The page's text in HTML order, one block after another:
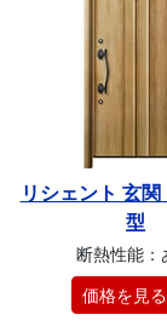
リシェント 玄
型
断熱性能：
価格を見